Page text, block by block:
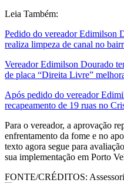
Leia Também:
Pedido do vereador Edimilson
realiza limpeza de canal no
Vereador Edimilson Dourado
de placa “Direita Livre”
Após pedido do vereador
recapeamento de 19 ruas no
Para o vereador, a aprovação
enfrentamento da fome e no
texto agora segue para
sua implementação em Porto
FONTE/CRÉDITOS: